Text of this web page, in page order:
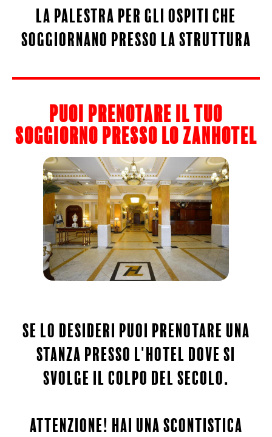
la palestra per gli ospiti che
soggiornano presso la struttura
puoi prenotare il tuo
soggiorno presso lo zanhotel
se lo desideri puoi prenotare una
stanza presso l'hotel dove si
svolge il colpo del secolo.
attenzione! hai una scontistica